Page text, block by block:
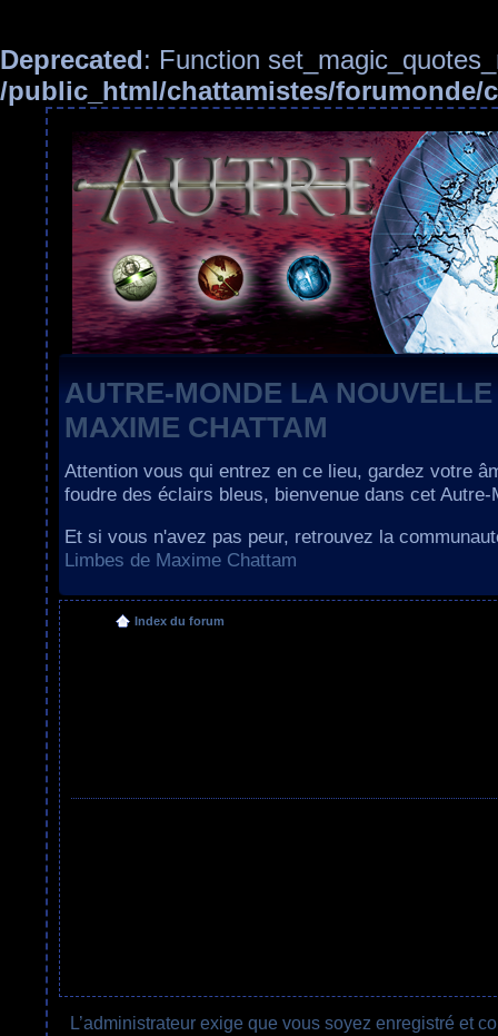
Deprecated: Function
/public_html/chattamistes/forumonde/
AUTRE-MONDE LA
MAXIME CHATTAM
Attention vous qui entrez en ce lieu, gardez votre
foudre des éclairs bleus, bienvenue dans cet Autre-
Et si vous n'avez pas peur, retrouvez la
Limbes de Maxime Chattam
Index du forum
L’administrateur exige que vous soyez enregistré et